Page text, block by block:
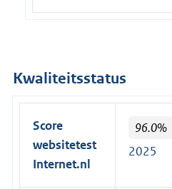
Kwaliteitsstatus
Score
websitetest
Internet.nl
96.0%
2025